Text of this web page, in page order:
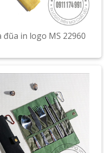
đũa in logo MS 22960